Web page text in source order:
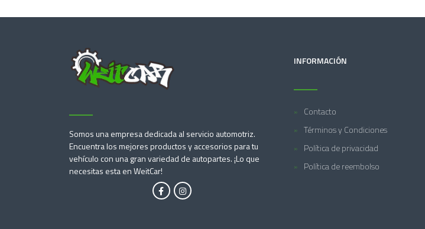
Somos una empresa dedicada al servicio automotriz.
Encuentra los mejores productos y accesorios para tu
vehículo con una gran variedad de autopartes. ¡Lo que
necesitas esta en WeitCar!
INFORMACIÓN
Contacto
Términos y Condiciones
Política de privacidad
Política de reembolso